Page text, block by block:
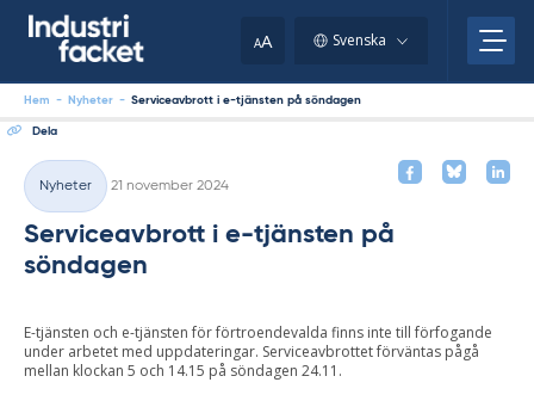
AA Svenska
Hem - Nyheter - Serviceavbrott i e-tjänsten på söndagen
Dela
Kategorier
Nyheter
21 november 2024
Serviceavbrott i e-tjänsten på
söndagen
E-tjänsten och e-tjänsten för förtroendevalda finns inte till förfogande
under arbetet med uppdateringar. Serviceavbrottet förväntas pågå
mellan klockan 5 och 14.15 på söndagen 24.11.